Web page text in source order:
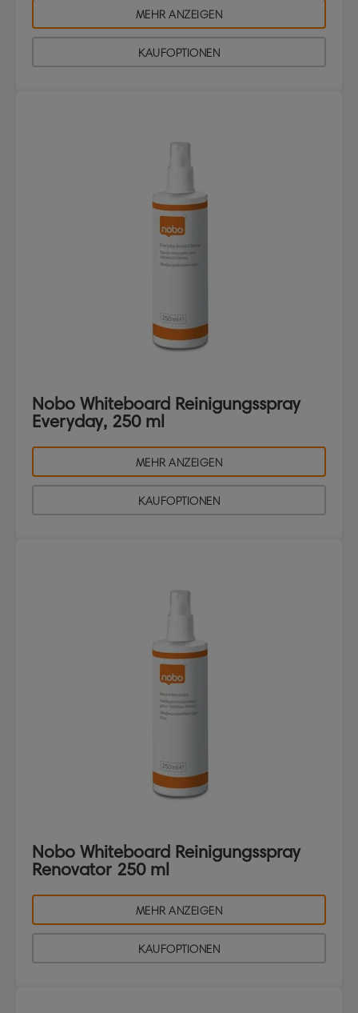
MEHR ANZEIGEN
KAUFOPTIONEN
Nobo Whiteboard Reinigungsspray
Everyday, 250 ml
MEHR ANZEIGEN
KAUFOPTIONEN
Nobo Whiteboard Reinigungsspray
Renovator 250 ml
MEHR ANZEIGEN
KAUFOPTIONEN